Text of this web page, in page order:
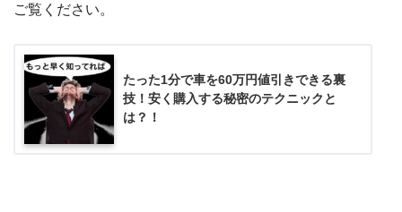
ご覧ください。
たった1分で車を60万円値引きできる裏
技！安く購入する秘密のテクニックと
は？！